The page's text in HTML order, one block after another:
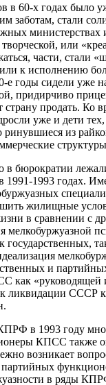
в 60-х годах было
заботам, стали
министерствах
или
части, стали
к исполнению
е годы сидели уже
придирчиво
продать. Ко
уже и дети
ринувшиеся из
бюрократии
1991-1993 годах.
жилищные
в сравнении с
мелкобуржуазной
государственных,
и
как «руководящей
ликвидации СССР
в 1993 году
КПСС также
возникает
партийных
в ряды